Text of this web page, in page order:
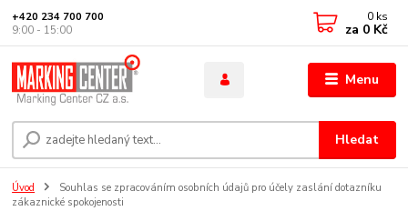
Menu
Hledat
+420 234 700 700
9:00 - 15:00
0 ks
za 0 Kč
Úvod
Souhlas se zpracováním osobních údajů pro účely zaslání dotazníku
zákaznické spokojenosti